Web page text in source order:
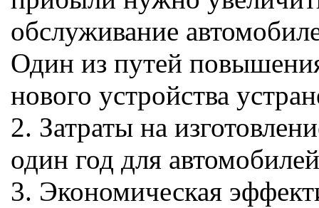
обслуживание
Один из путей
нового устройства
2. Затраты на
один год для
3. Экономическая